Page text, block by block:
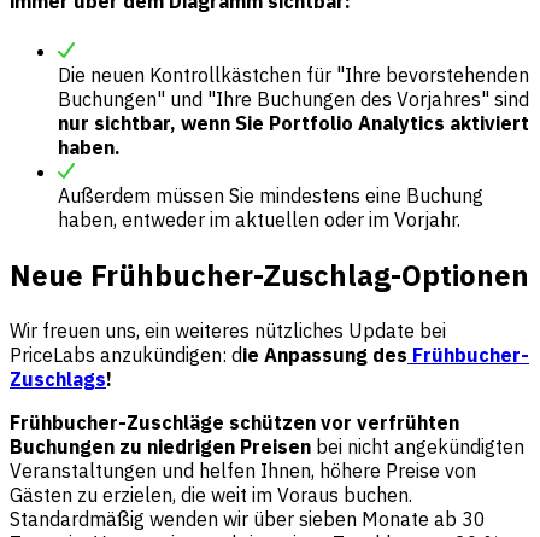
Die neuen Kontrollkästchen für "Ihre bevorstehenden
Buchungen" und "Ihre Buchungen des Vorjahres" sind
nur sichtbar, wenn Sie Portfolio Analytics aktiviert
haben.
Außerdem müssen Sie mindestens eine Buchung
haben, entweder im aktuellen oder im Vorjahr.
Neue Frühbucher-Zuschlag-Optionen
Wir freuen uns, ein weiteres nützliches Update bei
PriceLabs anzukündigen: die Anpassung des Frühbucher-
Zuschlags!
Frühbucher-Zuschläge schützen vor verfrühten
Buchungen zu niedrigen Preisen bei nicht angekündigten
Veranstaltungen und helfen Ihnen, höhere Preise von
Gästen zu erzielen, die weit im Voraus buchen.
Standardmäßig wenden wir über sieben Monate ab 30